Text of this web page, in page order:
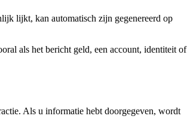
lijkt, kan automatisch zijn gegenereerd op
als het bericht geld, een account, identiteit of
Als u informatie hebt doorgegeven, wordt